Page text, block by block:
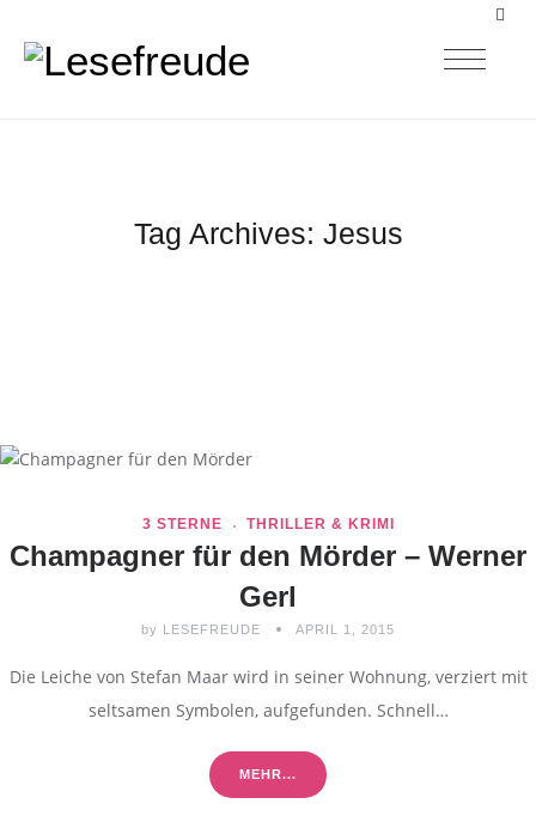
Tag Archives: Jesus
3 STERNE THRILLER & KRIMI
Champagner für den Mörder – Werner
Gerl
by LESEFREUDE APRIL 1, 2015
Die Leiche von Stefan Maar wird in seiner Wohnung, verziert mit
seltsamen Symbolen, aufgefunden. Schnell…
MEHR...